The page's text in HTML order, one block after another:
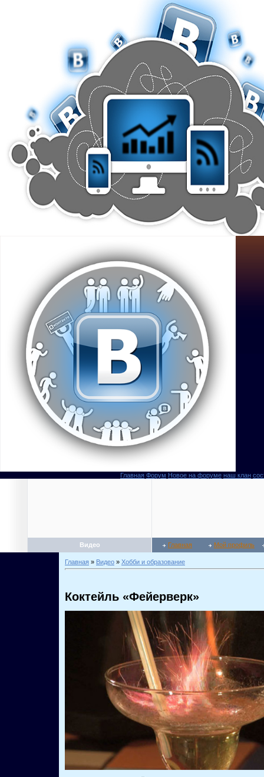
Главная Форум Новое на форуме наш клан
Видео Главная Мой профиль
Главная » Видео » Хобби и образование
Коктейль «Фейерверк»